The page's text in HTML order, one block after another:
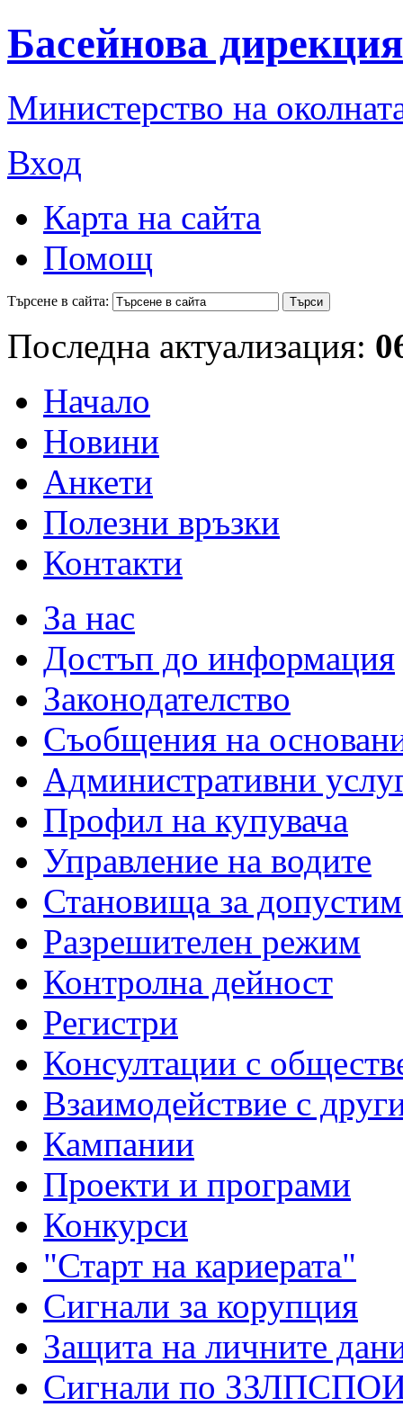
Басейнова
Министерство на
Вход
Карта на сайта
Помощ
Търсене в сайта:
Последна актуализация:
Начало
Новини
Анкети
Полезни връзки
Контакти
За нас
Достъп до информация
Законодателство
Съобщения на
Административни
Профил на купувача
Управление на водите
Становища за
Разрешителен режим
Контролна дейност
Регистри
Консултации с
Взаимодействие с
Кампании
Проекти и програми
Конкурси
"Старт на кариерата"
Сигнали за корупция
Защита на личните
Сигнали по